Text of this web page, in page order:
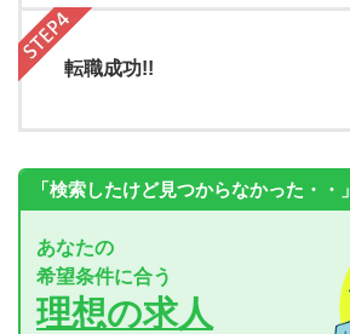
転職成功!!
「検索したけど見つからなかった・・」
あなたの
希望条件に合う
理想の求人